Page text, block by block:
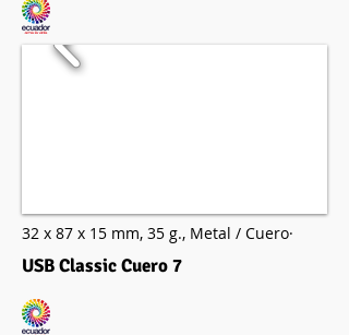
32 x 87 x 15 mm, 35 g., Metal / Cuero·
USB Classic Cuero 7